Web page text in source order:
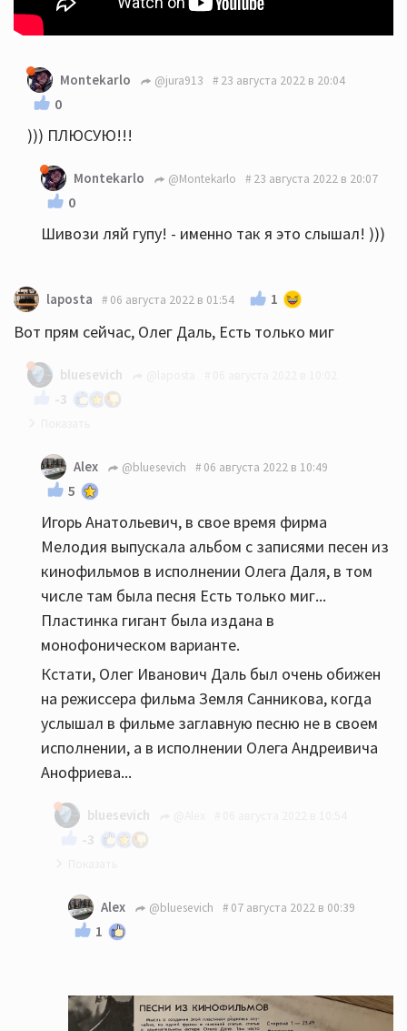
Montekarlo @jura913 23 августа 2022 в 20:04
0
))) ПЛЮСУЮ!!!
Montekarlo @Montekarlo 23 августа 2022 в 20:07
0
Шивози ляй гупу! - именно так я это слышал! )))
laposta 06 августа 2022 в 01:54 1
Вот прям сейчас, Олег Даль, Есть только миг
bluesevich
-3
Не помню чтобы запись Олега Ивановича
выходила в свет... В фильме, на пластинке и
многочисленных сборниках на компактах поёт
Олег Андреевич Анофриев.
Alex @bluesevich 06 августа 2022 в 10:49
5
Игорь Анатольевич, в свое время фирма
Мелодия выпускала альбом с записями песен из
кинофильмов в исполнении Олега Даля, в том
числе там была песня Есть только миг...
Пластинка гигант была издана в
монофоническом варианте.
Кстати, Олег Иванович Даль был очень обижен
на режиссера фильма Земля Санникова, когда
услышал в фильме заглавную песню не в своем
исполнении, а в исполнении Олега Андреивича
Анофриева...
bluesevich
-3
Приветствую! Пластинку видел, но этой песни
там не помню...
Alex @bluesevich 07 августа 2022 в 00:39
1